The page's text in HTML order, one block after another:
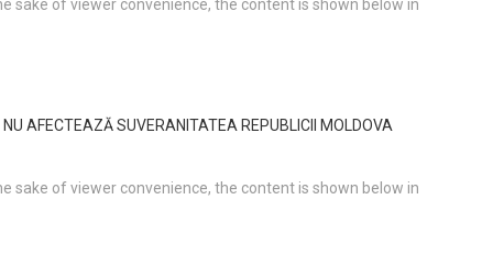
sake of viewer convenience, the content is shown below in
AFECTEAZĂ SUVERANITATEA REPUBLICII MOLDOVA
sake of viewer convenience, the content is shown below in